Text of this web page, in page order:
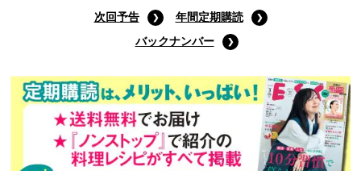
次回予告
年間定期購読
バックナンバー